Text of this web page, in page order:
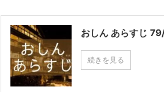
おしん あらすじ
続きを見る